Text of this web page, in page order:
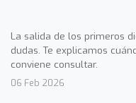
La salida de los primeros
dudas. Te explicamos
conviene consultar.
06 Feb 2026